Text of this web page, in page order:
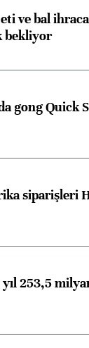
ve bal
bekliyor
gong Quick
siparişleri
yıl 253,5